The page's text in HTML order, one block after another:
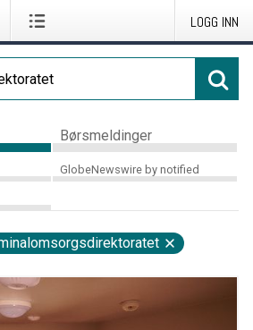
LOGG INN
Børsmeldinger
GlobeNewswire by notified